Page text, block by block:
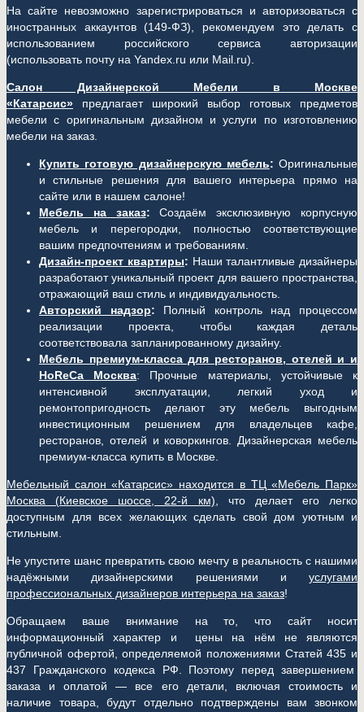
На сайте невозможно зарегистрироваться и авторизоваться с
иностранных аккаунтов (149-ФЗ), рекомендуем это делать с
использованием российского сервиса авторизации
(использовать почту на Yandex.ru или Mail.ru).
Салон Дизайнерской Мебели в Москве
«Катарсис»
предлагает широкий выбор готовых предметов
мебели с оригинальным дизайном и услуги по изготовлению
мебели на заказ.
Купить готовую дизайнерскую мебель: Оригинальные
и стильные решения для вашего интерьера прямо на
сайте или в нашем салоне!
Мебель на заказ: Создаём эксклюзивную корпусную
мебель и перегородки, полностью соответствующие
вашим предпочтениям и требованиям.
Дизайн-проект квартиры: Наши талантливые дизайнеры
разработают уникальный проект для вашего пространства,
отражающий ваш стиль и индивидуальность.
Авторский надзор: Полный контроль над процессом
реализации проекта, чтобы каждая деталь
соответствовала запланированному дизайну.
Мебель премиум-класса для ресторанов, отелей и и
HoReCa Москва: Прочные материалы, устойчивые к
интенсивной эксплуатации, легкий уход и
ремонтопригодность делают эту мебель выгодным
инвестиционным решением для владельцев кафе,
ресторанов, отелей и коворкингов. Дизайнерская мебель
премиум-класса купить в Москве.
Мебельный салон «Катарсис» находится в ТЦ «Мебель Парк»
Москва (Киевское шоссе, 22-й км) , что делает его легко
доступным для всех желающих сделать свой дом уютным и
стильным.
Не упустите шанс превратить свою мечту в реальность с нашими
надёжными дизайнерскими решениями и услугами
профессиональных дизайнеров интерьера на заказ!
Обращаем ваше внимание на то, что сайт носит
информационный характер и цены на нём не являются
публичной офертой, определяемой положениями Статей 435 и
437 Гражданского кодекса РФ. Поэтому перед завершением
заказа и оплатой — все его детали, включая стоимость и
наличие товара, будут отдельно подтверждены вам звонком